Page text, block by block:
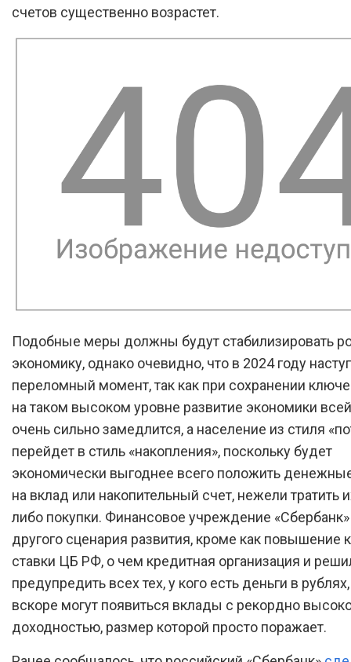
счетов существенно возрастет.
Подобные меры должны будут стабилизировать
экономику, однако очевидно, что в 2024 году
переломный момент, так как при сохранении
на таком высоком уровне развитие экономики
очень сильно замедлится, а население из стиля
перейдет в стиль «накопления», поскольку будет
экономически выгоднее всего положить
на вклад или накопительный счет, нежели тратить
либо покупки. Финансовое учреждение
другого сценария развития, кроме как повышение
ставки ЦБ РФ, о чем кредитная организация и
предупредить всех тех, у кого есть деньги в
вскоре могут появиться вклады с рекордно
доходностью, размер которой просто поражает.